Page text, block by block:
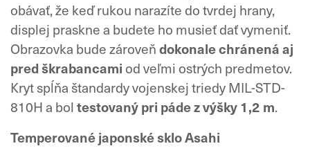
obávať, že keď rukou narazíte do tvrdej hrany,
displej praskne a budete ho musieť dať vymeniť.
Obrazovka bude zároveňdokonale chránená aj
pred škrabancami od veľmi ostrých predmetov.
Kryt spĺňa štandardy vojenskej triedy MIL-STD-
810H a boltestovaný pri páde z výšky 1,2 m.
Temperované japonské sklo Asahi